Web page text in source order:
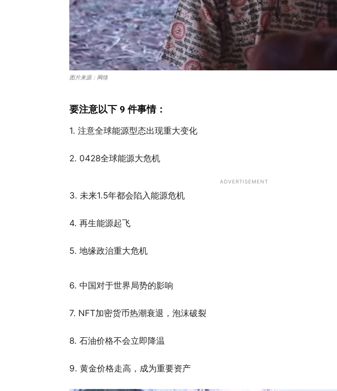
图片来源：网络
要注意以下 9 件事情：
1. 注意全球能源型态出现重大变化
2. 0428全球能源大危机
ADVERTISEMENT
3. 未来1.5年都会陷入能源危机
4. 再生能源起飞
5. 地缘政治重大危机
6. 中国对于世界局势的影响
7. NFT加密货币热潮衰退，泡沫破裂
8. 石油价格不会立即降温
9. 黄金价格走高，成为重要资产